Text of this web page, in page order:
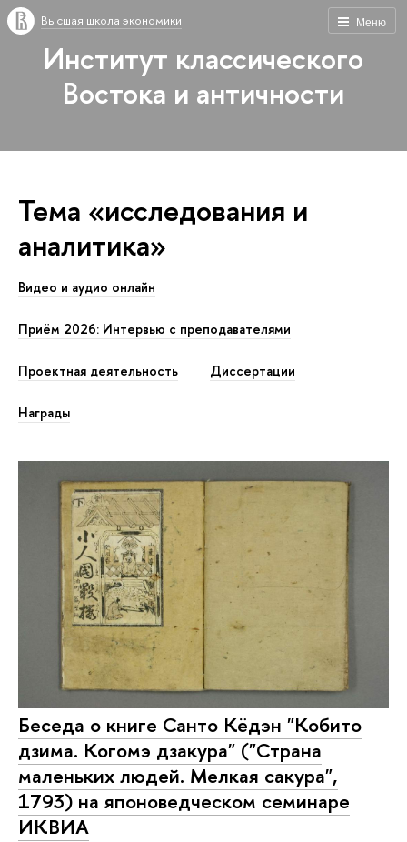
Меню
Высшая школа экономики
Институт классического
Востока и античности
Тема «исследования и
аналитика»
Видео и аудио онлайн
Приём 2026: Интервью с преподавателями
Проектная деятельность Диссертации
Награды
Беседа о книге Санто Кёдэн "Кобито
дзима. Когомэ дзакура" ("Страна
маленьких людей. Мелкая сакура",
1793) на японоведческом семинаре
ИКВИА